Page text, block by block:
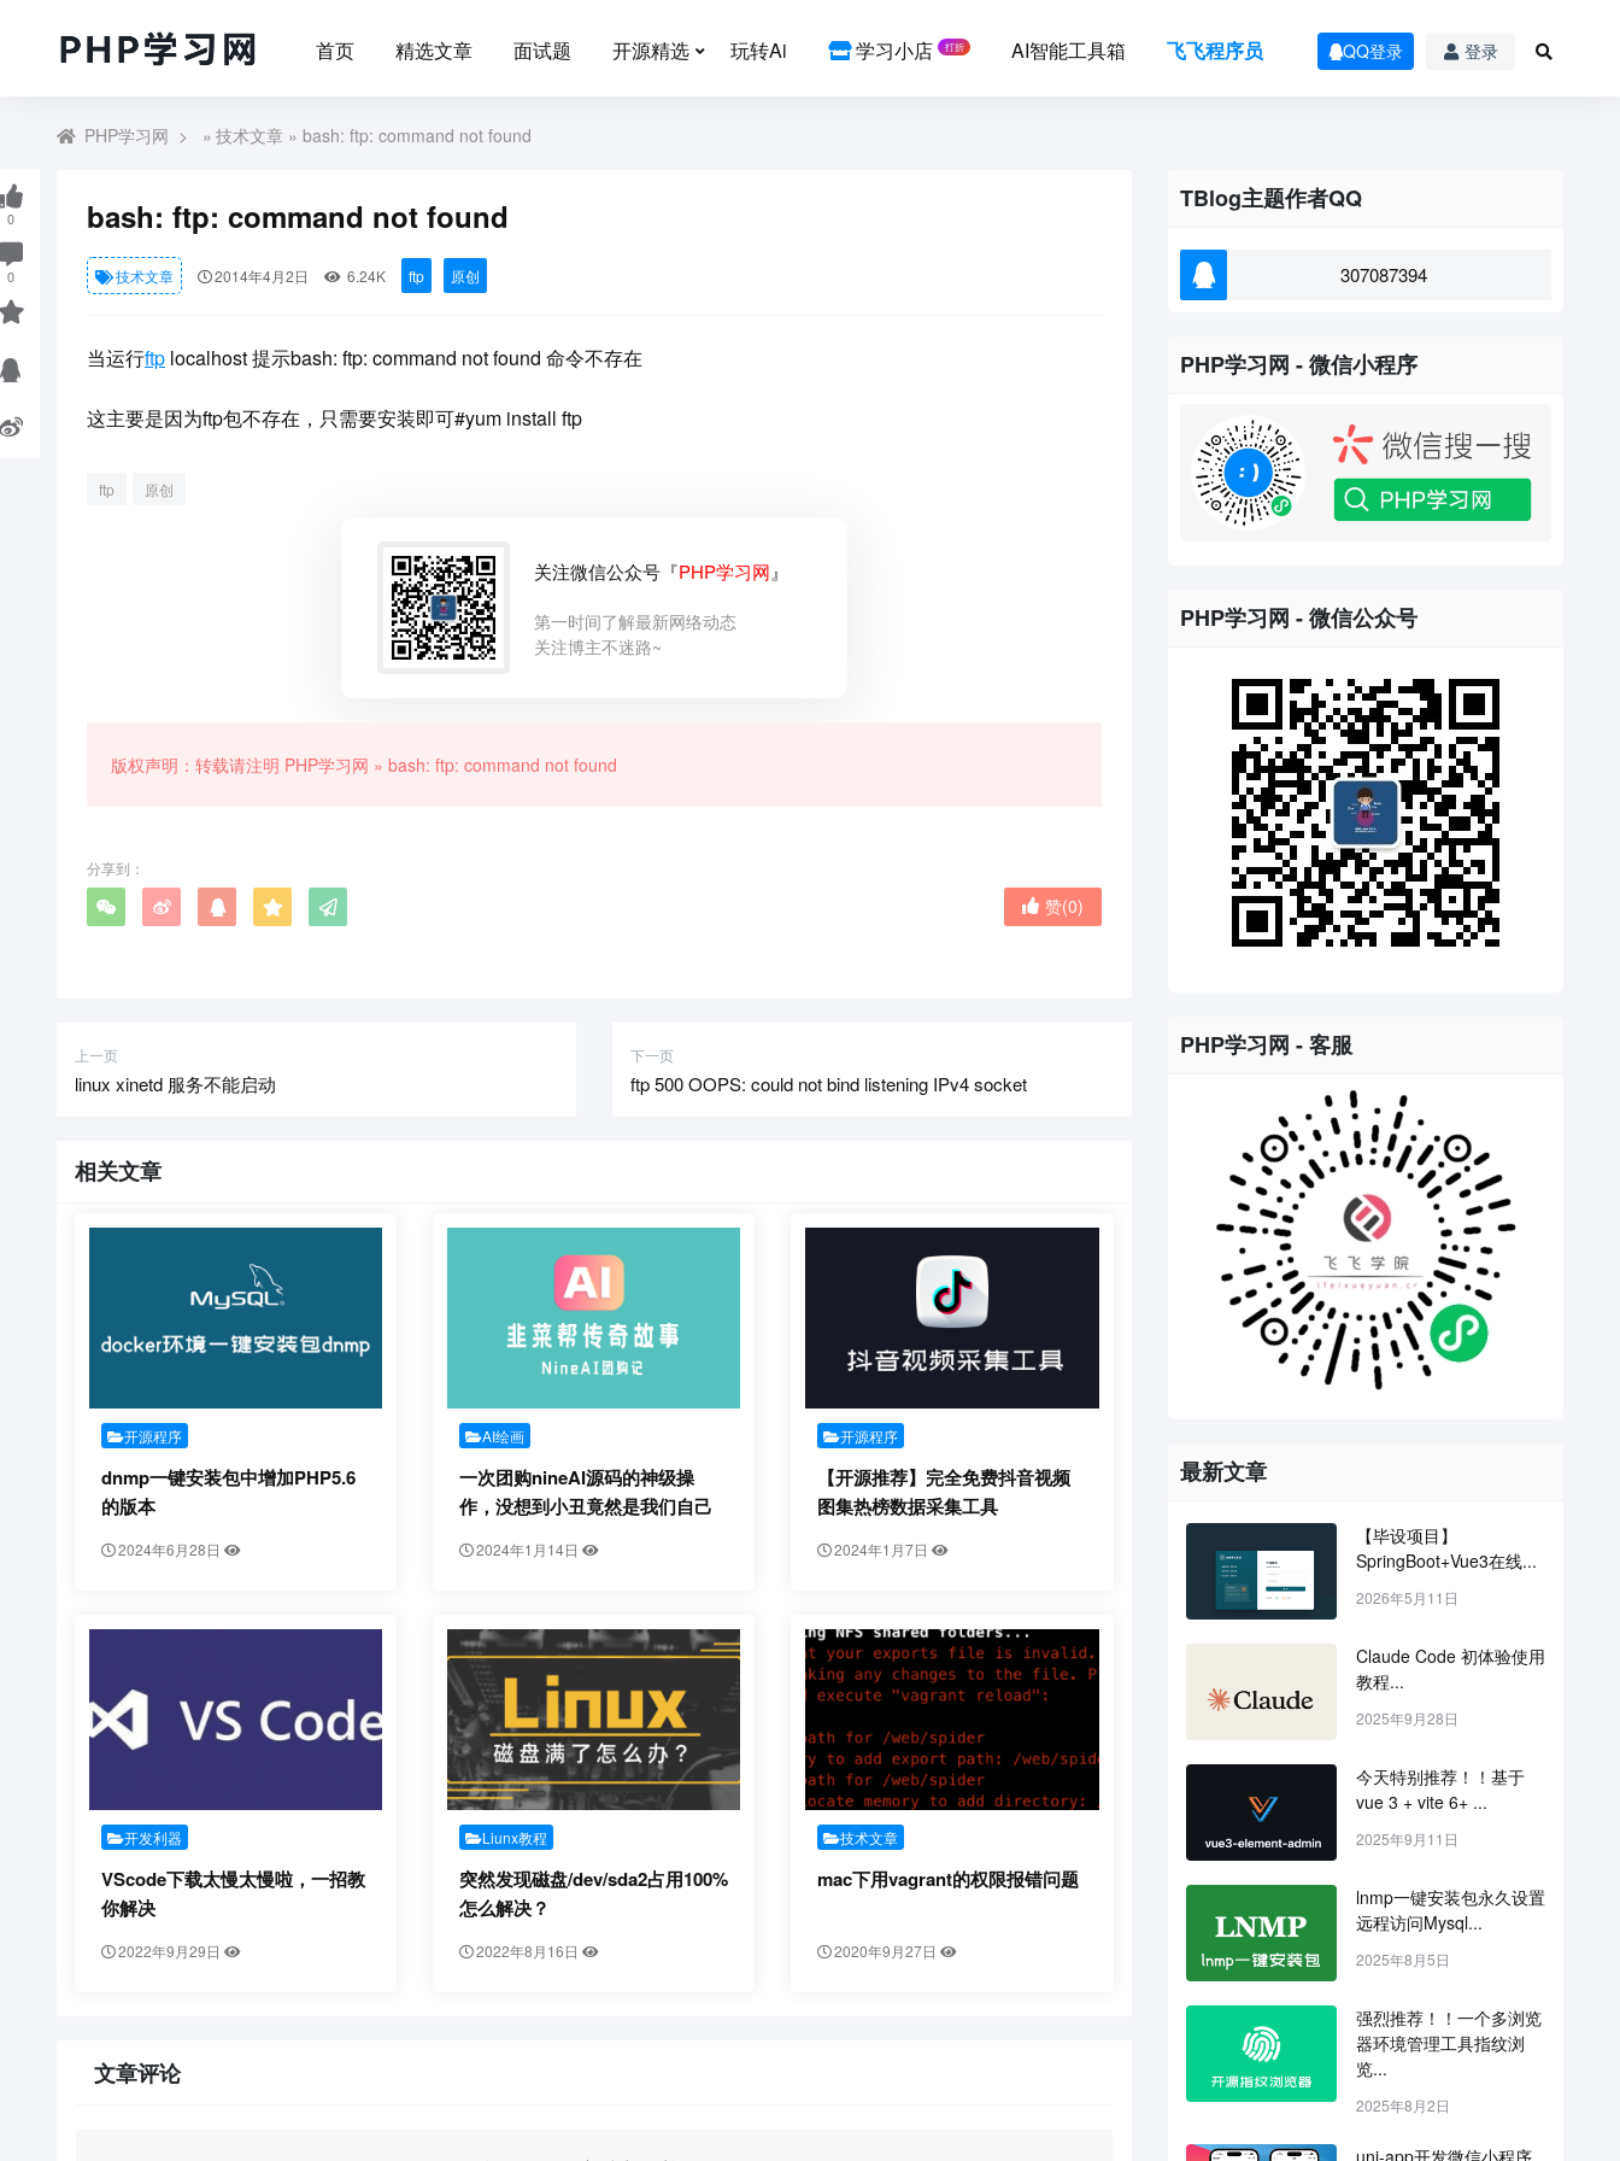
首页 精选文章 面试题 开源精选 玩转Ai 学习小店 打折 AI智能工具箱 飞飞程序员 QQ登录 登录
PHP学习网 » 技术文章 » bash: ftp: command not found
bash: ftp: command not found
技术文章 2014年4月2日 6.24K ftp 原创
当运行ftp localhost 提示bash: ftp: command not found 命令不存在
这主要是因为ftp包不存在，只需要安装即可#yum install ftp
ftp 原创
关注微信公众号『PHP学习网 』
第一时间了解最新网络动态
关注博主不迷路~
版权声明：转载请注明 PHP学习网 » bash: ftp: command not found
分享到：
赞(0)
上一页
linux xinetd 服务不能启动
下一页
ftp 500 OOPS: could not bind listening IPv4 socket
相关文章
开源程序
dnmp一键安装包中增加PHP5.6
的版本
2024年6月28日
AI绘画
一次团购nineAI源码的神级操
作，没想到小丑竟然是我们自己
2024年1月14日
开源程序
【开源推荐】完全免费抖音视频
图集热榜数据采集工具
2024年1月7日
开发利器
VScode下载太慢太慢啦，一招教
你解决
2022年9月29日
Liunx教程
突然发现磁盘/dev/sda2占用100%
怎么解决？
2022年8月16日
技术文章
mac下用vagrant的权限报错问题
2020年9月27日
文章评论
TBlog主题作者QQ
307087394
PHP学习网 - 微信小程序
PHP学习网 - 微信公众号
PHP学习网 - 客服
最新文章
【毕设项目】
SpringBoot+Vue3在线...
2026年5月11日
Claude Code 初体验使用
教程...
2025年9月28日
今天特别推荐！！基于
vue 3 + vite 6+ ...
2025年9月11日
lnmp一键安装包永久设置
远程访问Mysql...
2025年8月5日
强烈推荐！！一个多浏览
器环境管理工具指纹浏
览...
2025年8月2日
uni-app开发微信小程序
0
0